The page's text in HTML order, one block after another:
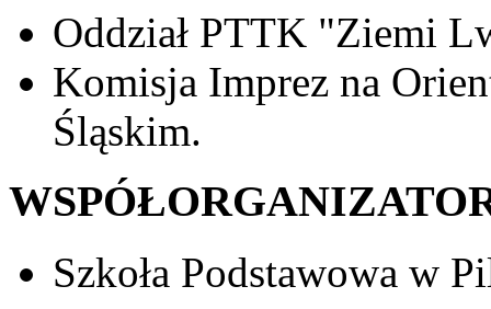
Oddział PTTK "Ziemi
Komisja Imprez na
Śląskim.
Szkoła Podstawowa w